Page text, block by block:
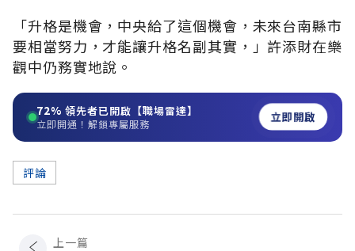
「升格是機會，中央給了這個機會，未來台南縣市
要相當努力，才能讓升格名副其實，」許添財在樂
觀中仍務實地說。
72% 領先者已開啟【職場雷達】
立即開通！解鎖專屬服務 立即開啟
評論
上一篇